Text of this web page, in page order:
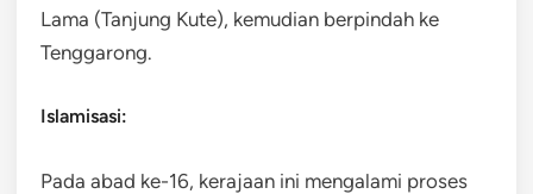
Lama (Tanjung Kute), kemudian berpindah ke
Tenggarong.
Islamisasi:
Pada abad ke-16, kerajaan ini mengalami proses